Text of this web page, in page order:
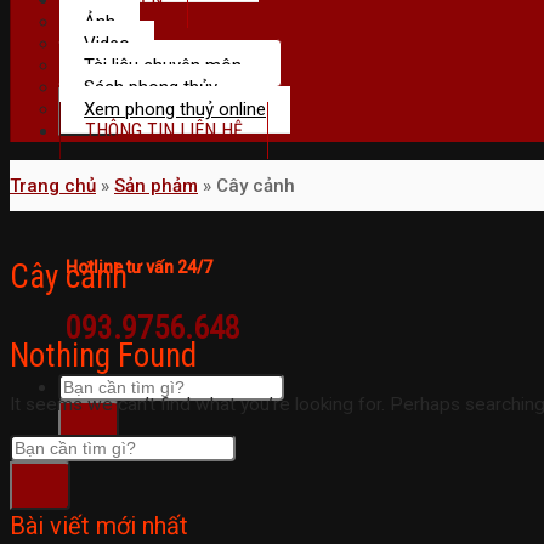
Hotline tư vấn 24/7
093.9756.648
Ảnh
Video
Tài liệu chuyên môn
Sách phong thủy
Xem phong thuỷ online
THÔNG TIN LIÊN HỆ
Trang chủ » Sản phảm » Cây cảnh
Cây cảnh
Nothing Found
It seems we can’t find what you’re looking for. Perhaps
Bài viết mới nhất